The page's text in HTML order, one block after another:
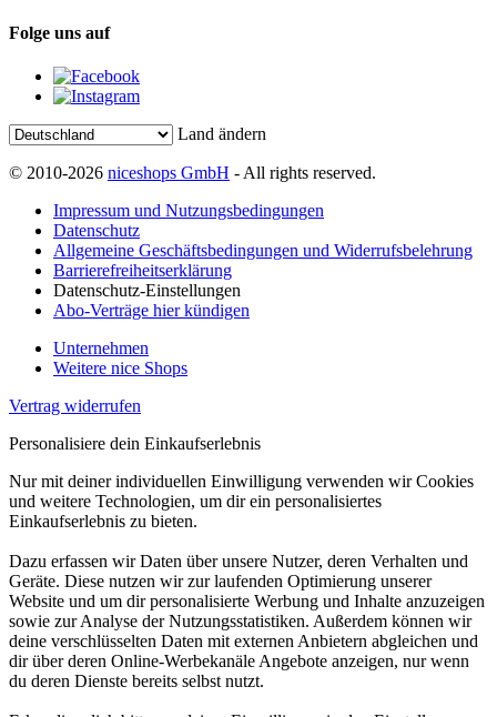
Folge uns auf
Land ändern
© 2010-2026 niceshops GmbH - All rights reserved.
Impressum und Nutzungsbedingungen
Datenschutz
Allgemeine Geschäftsbedingungen und Widerrufsbelehrung
Barrierefreiheitserklärung
Datenschutz-Einstellungen
Abo-Verträge hier kündigen
Unternehmen
Weitere nice Shops
Vertrag widerrufen
Personalisiere dein Einkaufserlebnis
Nur mit deiner individuellen Einwilligung verwenden wir Cookies
und weitere Technologien, um dir ein personalisiertes
Einkaufserlebnis zu bieten.
Dazu erfassen wir Daten über unsere Nutzer, deren Verhalten und
Geräte. Diese nutzen wir zur laufenden Optimierung unserer
Website und um dir personalisierte Werbung und Inhalte anzuzeigen
sowie zur Analyse der Nutzungsstatistiken. Außerdem können wir
deine verschlüsselten Daten mit externen Anbietern abgleichen und
dir über deren Online-Werbekanäle Angebote anzeigen, nur wenn
du deren Dienste bereits selbst nutzt.